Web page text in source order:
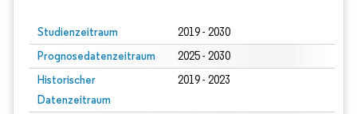
Studienzeitraum 2019 - 2030
Prognosedatenzeitraum 2025 - 2030
Historischer
Datenzeitraum
2019 - 2023